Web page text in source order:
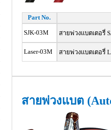
Part No.
SJK-03M สายพ่วงแบตเตอรี่
Laser-03M สายพ่วงแบตเตอรี่
สายพ่วงแบต